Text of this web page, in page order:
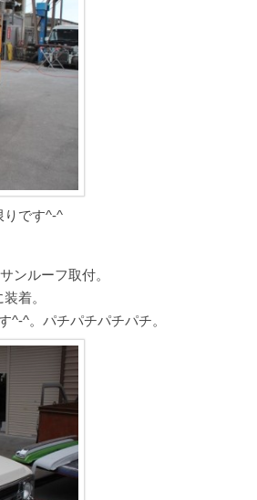
りです^-^
ンルーフ取付。
着。
^-^。パチパチパチパチ。